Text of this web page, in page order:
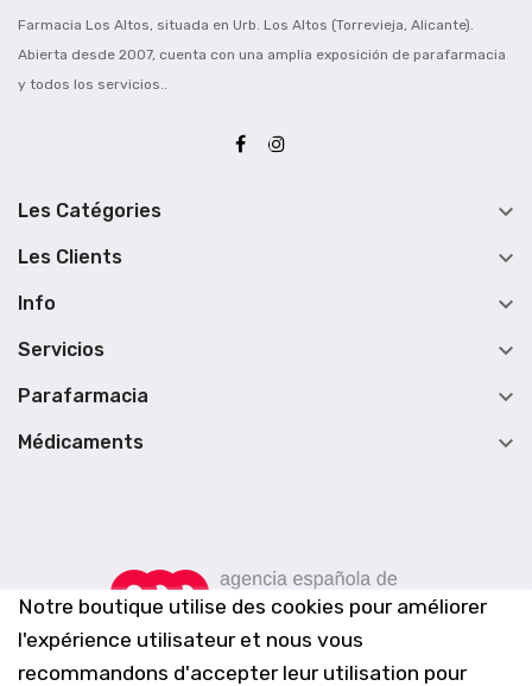
Notre boutique utilise des cookies pour améliorer
l'expérience utilisateur et nous vous
recommandons d'accepter leur utilisation pour
Farmacia Los Altos, situada en Urb. Los Altos (Torrevieja, Alicante).
Abierta desde 2007, cuenta con una amplia exposición de parafarmacia
y todos los servicios..
Les Catégories 
Les Clients 
Info 
Servicios 
Parafarmacia 
Médicaments 